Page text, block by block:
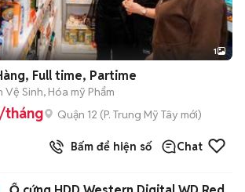
1
Full time, Partime
Vệ Sinh, Hóa mỹ Phẩm
tháng Quận 12 (P. Trung Mỹ Tây mới)
Bấm để hiện số Chat